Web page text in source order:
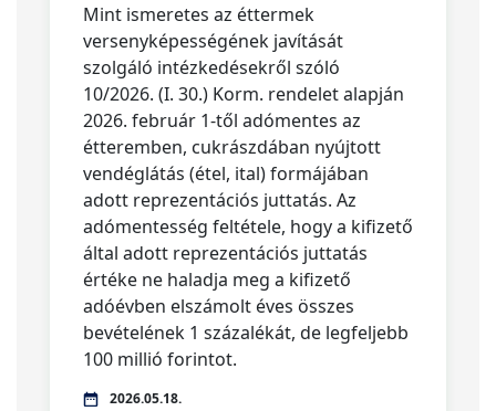
Mint ismeretes az éttermek
versenyképességének javítását
szolgáló intézkedésekről szóló
10/2026. (I. 30.) Korm. rendelet alapján
2026. február 1-től adómentes az
étteremben, cukrászdában nyújtott
vendéglátás (étel, ital) formájában
adott reprezentációs juttatás. Az
adómentesség feltétele, hogy a kifizető
által adott reprezentációs juttatás
értéke ne haladja meg a kifizető
adóévben elszámolt éves összes
bevételének 1 százalékát, de legfeljebb
100 millió forintot.
2026.05.18.